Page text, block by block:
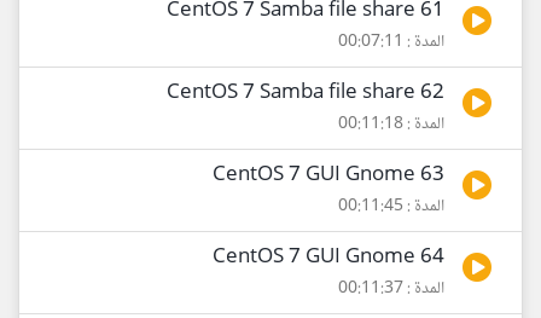
61 CentOS 7 Samba file share
المدة : 00:07:11
62 CentOS 7 Samba file share
المدة : 00:11:18
63 CentOS 7 GUI Gnome
المدة : 00:11:45
64 CentOS 7 GUI Gnome
المدة : 00:11:37